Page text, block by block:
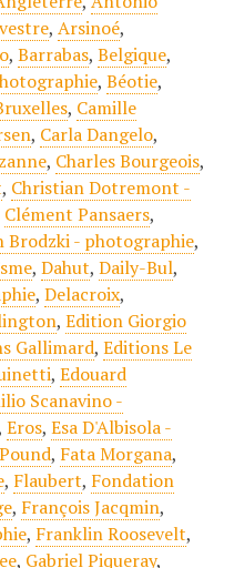
, Arsinoé,
, Barrabas, Belgique,
, Béotie,
, Camille
, Carla Dangelo,
, Charles Bourgeois,
, Christian Dotremont -
Clément Pansaers,
Brodzki - photographie,
, Dahut, Daily-Bul,
, Delacroix,
, Edition Giorgio
Gallimard, Editions Le
, Edouard
Scanavino -
Eros, Esa D'Albisola -
, Fata Morgana,
, Flaubert, Fondation
, François Jacqmin,
, Franklin Roosevelt,
, Gabriel Piqueray,